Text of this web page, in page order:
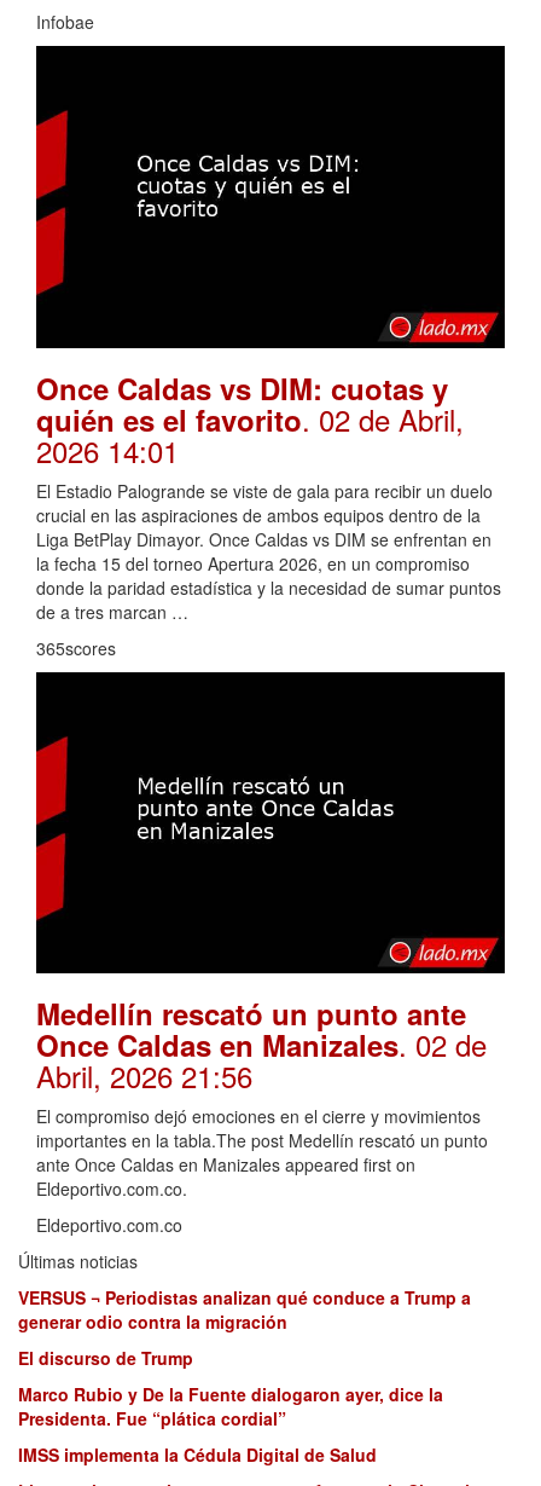
Infobae
Once Caldas vs DIM: cuotas y
quién es el favorito. 02 de Abril,
2026 14:01
El Estadio Palogrande se viste de gala para recibir un duelo
crucial en las aspiraciones de ambos equipos dentro de la
Liga BetPlay Dimayor. Once Caldas vs DIM se enfrentan en
la fecha 15 del torneo Apertura 2026, en un compromiso
donde la paridad estadística y la necesidad de sumar puntos
de a tres marcan …
365scores
Medellín rescató un punto ante
Once Caldas en Manizales. 02 de
Abril, 2026 21:56
El compromiso dejó emociones en el cierre y movimientos
importantes en la tabla.The post Medellín rescató un punto
ante Once Caldas en Manizales appeared first on
Eldeportivo.com.co.
Eldeportivo.com.co
Últimas noticias
VERSUS ¬ Periodistas analizan qué conduce a Trump a
generar odio contra la migración
El discurso de Trump
Marco Rubio y De la Fuente dialogaron ayer, dice la
Presidenta. Fue “plática cordial”
IMSS implementa la Cédula Digital de Salud